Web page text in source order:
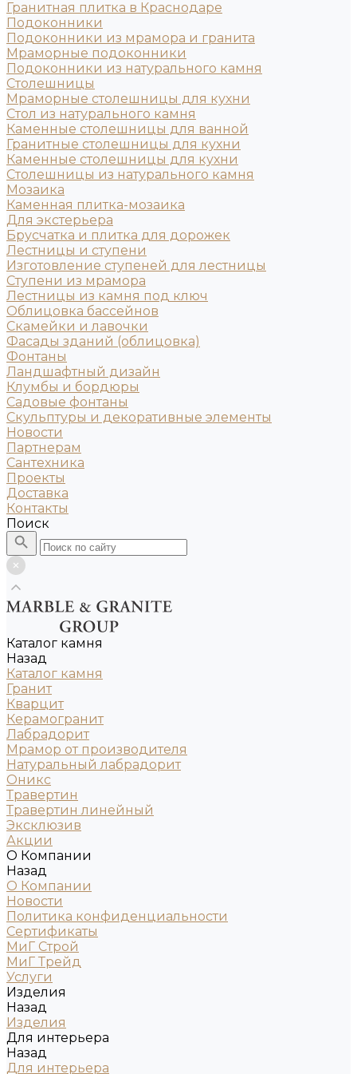
Гранитная плитка в Краснодаре
Подоконники
Подоконники из мрамора и гранита
Мраморные подоконники
Подоконники из натурального камня
Столешницы
Мраморные столешницы для кухни
Стол из натурального камня
Каменные столешницы для ванной
Гранитные столешницы для кухни
Каменные столешницы для кухни
Столешницы из натурального камня
Мозаика
Каменная плитка-мозаика
Для экстерьера
Брусчатка и плитка для дорожек
Лестницы и ступени
Изготовление ступеней для лестницы
Ступени из мрамора
Лестницы из камня под ключ
Облицовка бассейнов
Скамейки и лавочки
Фасады зданий (облицовка)
Фонтаны
Ландшафтный дизайн
Клумбы и бордюры
Садовые фонтаны
Скульптуры и декоративные элементы
Новости
Партнерам
Сантехника
Проекты
Доставка
Контакты
Поиск
Каталог камня
Назад
Каталог камня
Гранит
Кварцит
Керамогранит
Лабрадорит
Мрамор от производителя
Натуральный лабрадорит
Оникс
Травертин
Травертин линейный
Эксклюзив
Акции
О Компании
Назад
О Компании
Новости
Политика конфиденциальности
Сертификаты
МиГ Строй
МиГ Трейд
Услуги
Изделия
Назад
Изделия
Для интерьера
Назад
Для интерьера